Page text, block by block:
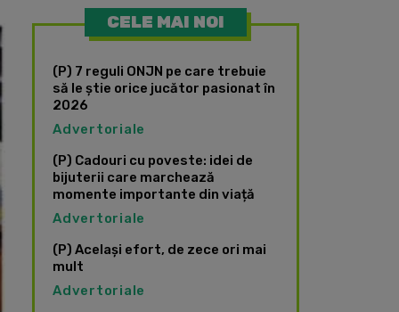
CELE MAI NOI
(P) 7 reguli ONJN pe care trebuie
să le știe orice jucător pasionat în
2026
Advertoriale
(P) Cadouri cu poveste: idei de
bijuterii care marchează
momente importante din viață
Advertoriale
(P) Același efort, de zece ori mai
mult
Advertoriale